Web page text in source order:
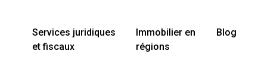
Services juridiques
et fiscaux
Immobilier en
régions
Blog